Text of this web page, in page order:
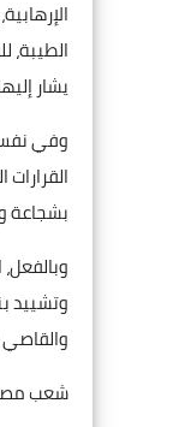
يشار
وفي نفس
بشجاعة
وتشييد
والقاصي
شعب